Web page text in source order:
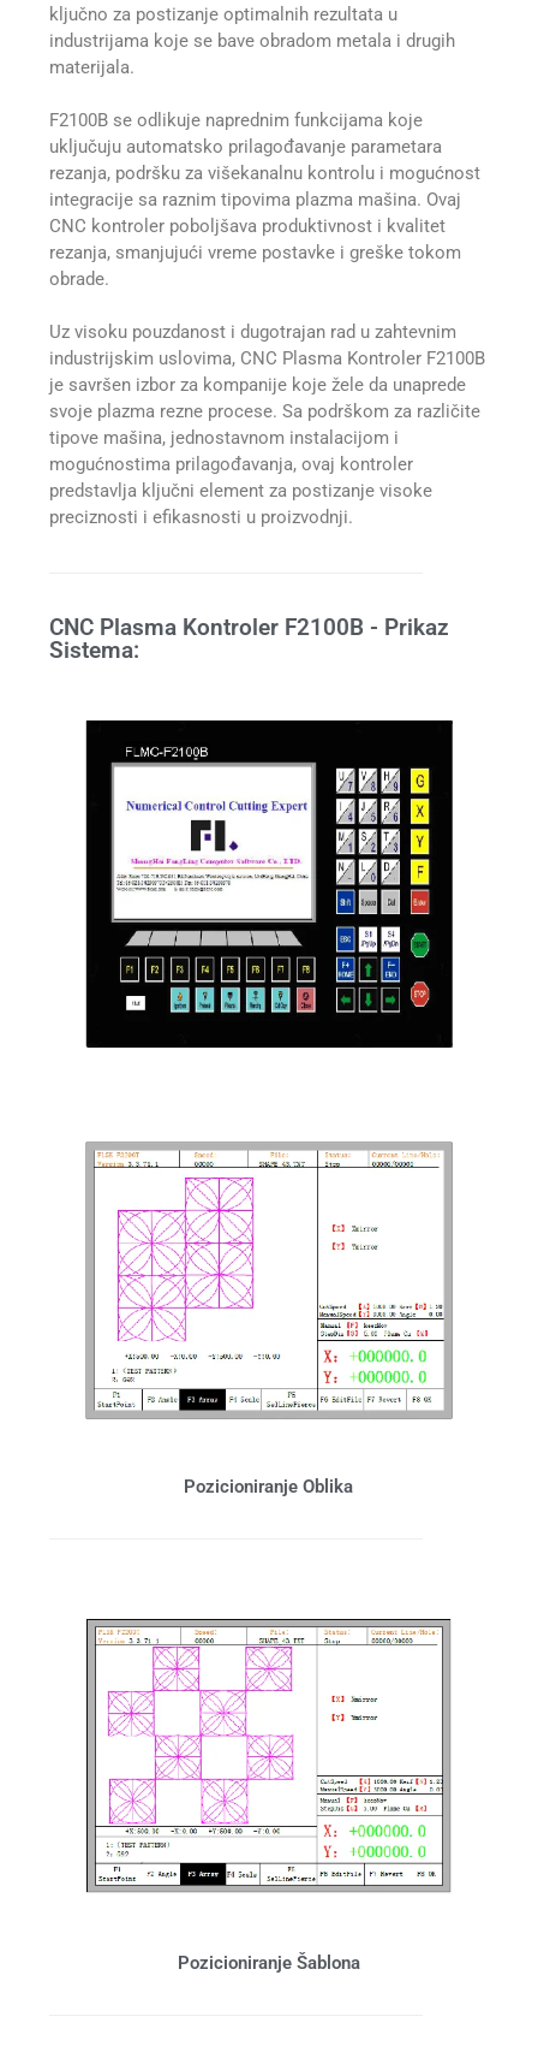
ključno za postizanje optimalnih rezultata u
industrijama koje se bave obradom metala i drugih
materijala.
F2100B se odlikuje naprednim funkcijama koje
uključuju automatsko prilagođavanje parametara
rezanja, podršku za višekanalnu kontrolu i mogućnost
integracije sa raznim tipovima plazma mašina. Ovaj
CNC kontroler poboljšava produktivnost i kvalitet
rezanja, smanjujući vreme postavke i greške tokom
obrade.
Uz visoku pouzdanost i dugotrajan rad u zahtevnim
industrijskim uslovima, CNC Plasma Kontroler F2100B
je savršen izbor za kompanije koje žele da unaprede
svoje plazma rezne procese. Sa podrškom za različite
tipove mašina, jednostavnom instalacijom i
mogućnostima prilagođavanja, ovaj kontroler
predstavlja ključni element za postizanje visoke
preciznosti i efikasnosti u proizvodnji.
CNC Plasma Kontroler F2100B - Prikaz
Sistema:
Pozicioniranje Oblika
Pozicioniranje Šablona